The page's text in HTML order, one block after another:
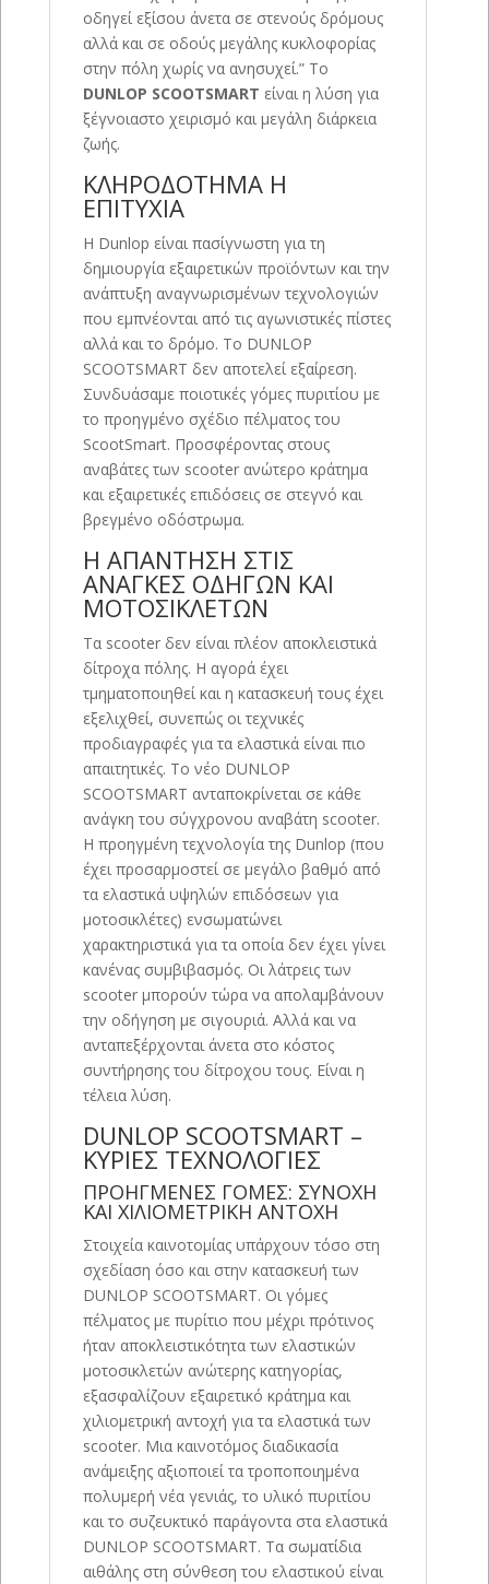
οδηγεί εξίσου άνετα σε στενούς δρόμους
αλλά και σε οδούς μεγάλης κυκλοφορίας
στην πόλη χωρίς να ανησυχεί.” Το
DUNLOP SCOOTSMART είναι η λύση για
ξέγνοιαστο χειρισμό και μεγάλη διάρκεια
ζωής.
ΚΛΗΡΟΔΟΤΗΜΑ Η
ΕΠΙΤΥΧΙΑ
Η Dunlop είναι πασίγνωστη για τη
δημιουργία εξαιρετικών προϊόντων και την
ανάπτυξη αναγνωρισμένων τεχνολογιών
που εμπνέονται από τις αγωνιστικές πίστες
αλλά και το δρόμο. Το DUNLOP
SCOOTSMART δεν αποτελεί εξαίρεση.
Συνδυάσαμε ποιοτικές γόμες πυριτίου με
το προηγμένο σχέδιο πέλματος του
ScootSmart. Προσφέροντας στους
αναβάτες των scooter ανώτερο κράτημα
και εξαιρετικές επιδόσεις σε στεγνό και
βρεγμένο οδόστρωμα.
Η ΑΠΑΝΤΗΣΗ ΣΤΙΣ
ΑΝΑΓΚΕΣ ΟΔΗΓΩΝ ΚΑΙ
ΜΟΤΟΣΙΚΛΕΤΩΝ
Τα scooter δεν είναι πλέον αποκλειστικά
δίτροχα πόλης. Η αγορά έχει
τμηματοποιηθεί και η κατασκευή τους έχει
εξελιχθεί, συνεπώς οι τεχνικές
προδιαγραφές για τα ελαστικά είναι πιο
απαιτητικές. Το νέο DUNLOP
SCOOTSMART ανταποκρίνεται σε κάθε
ανάγκη του σύγχρονου αναβάτη scooter.
Η προηγμένη τεχνολογία της Dunlop (που
έχει προσαρμοστεί σε μεγάλο βαθμό από
τα ελαστικά υψηλών επιδόσεων για
μοτοσικλέτες) ενσωματώνει
χαρακτηριστικά για τα οποία δεν έχει γίνει
κανένας συμβιβασμός. Οι λάτρεις των
scooter μπορούν τώρα να απολαμβάνουν
την οδήγηση με σιγουριά. Αλλά και να
ανταπεξέρχονται άνετα στο κόστος
συντήρησης του δίτροχου τους. Είναι η
τέλεια λύση.
DUNLOP SCOOTSMART –
ΚΥΡΙΕΣ ΤΕΧΝΟΛΟΓΙΕΣ
ΠΡΟΗΓΜΕΝΕΣ ΓΟΜΕΣ: ΣΥΝΟΧΗ
ΚΑΙ ΧΙΛΙΟΜΕΤΡΙΚΗ ΑΝΤΟΧΗ
Στοιχεία καινοτομίας υπάρχουν τόσο στη
σχεδίαση όσο και στην κατασκευή των
DUNLOP SCOOTSMART. Οι γόμες
πέλματος με πυρίτιο που μέχρι πρότινος
ήταν αποκλειστικότητα των ελαστικών
μοτοσικλετών ανώτερης κατηγορίας,
εξασφαλίζουν εξαιρετικό κράτημα και
χιλιομετρική αντοχή για τα ελαστικά των
scooter. Μια καινοτόμος διαδικασία
ανάμειξης αξιοποιεί τα τροποποιημένα
πολυμερή νέα γενιάς, το υλικό πυριτίου
και το συζευκτικό παράγοντα στα ελαστικά
DUNLOP SCOOTSMART. Τα σωματίδια
αιθάλης στη σύνθεση του ελαστικού είναι